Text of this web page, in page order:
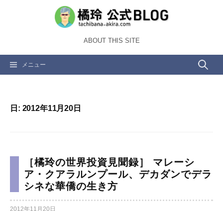
ツ
ABOUT THIS SITE
メニュー 検
日: 2012年11月20日
［橘玲の世界投資見聞録］ マレーシ
ア・クアラルンプール、デカダンでデラ
シネな華僑の生き方
2012年11月20日